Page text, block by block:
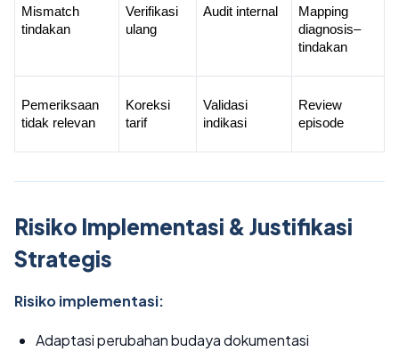
Mismatch
tindakan
Verifikasi
ulang
Audit internal
Mapping
diagnosis–
tindakan
Pemeriksaan
tidak relevan
Koreksi
tarif
Validasi
indikasi
Review
episode
Risiko Implementasi & Justifikasi
Strategis
Risiko implementasi:
Adaptasi perubahan budaya dokumentasi